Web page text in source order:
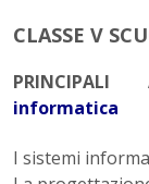
CLASSE V
informatica
I sistemi